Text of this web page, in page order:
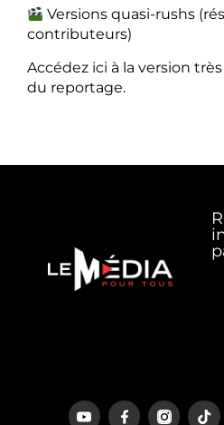
Versions quasi-rushs
contributeurs)
Accédez ici à la version
du reportage.